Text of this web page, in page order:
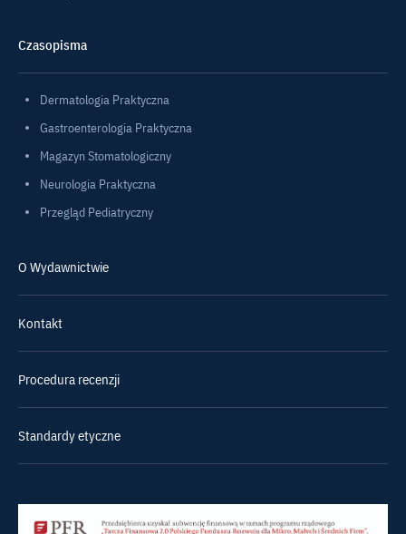
Czasopisma
Dermatologia Praktyczna
Gastroenterologia Praktyczna
Magazyn Stomatologiczny
Neurologia Praktyczna
Przegląd Pediatryczny
O Wydawnictwie
Kontakt
Procedura recenzji
Standardy etyczne